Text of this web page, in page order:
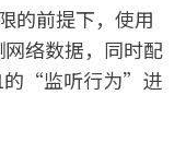
的前提下，使用
络数据，同时配
的“监听行为”进